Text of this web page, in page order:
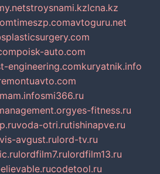
stroysnami.kzlcna.kz
timeszp.comavtoguru.net
poisk-auto.com
engineering.comkuryatnik.info
smi366.ru
yes-fitness.ru
voda-otri.rutishinapve.ru
avgust.rulord-tv.ru
lordfilm7.rulordfilm13.ru
codetool.ru